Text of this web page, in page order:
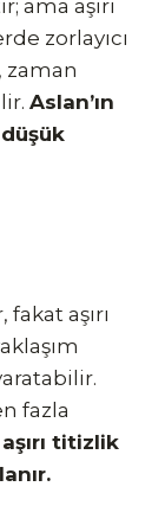
ama aşırı
zorlayıcı
zaman
Aslan’ın
düşük
aşırı
fazla
aşırı titizlik